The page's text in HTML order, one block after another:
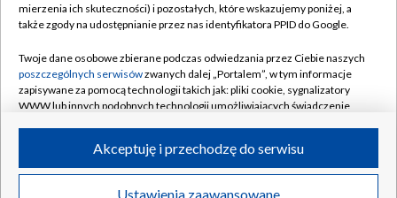
Naziemna Telewizja Cyfrowa
Rada Programowa
System NOS
Informacje o nadawcy
Program dla prasy
Pomoc
Kontakt
Kanały
©2026 Telewizja Polska S.A. w likwidacji
mierzenia ich skuteczności) i pozostałych, które wskazujemy poniżej, a
także zgody na udostępnianie przez nas identyfikatora PPID do Google.
Twoje dane osobowe zbierane podczas odwiedzania przez Ciebie naszych
poszczególnych serwisówzwanych dalej „Portalem”, w tym informacje
zapisywane za pomocą technologii takich jak: pliki cookie, sygnalizatory
WWW lub innych podobnych technologii umożliwiających świadczenie
ruchu w Internecie.
Twoje dane osobowe zbierane podczas odwiedzania przez Ciebie
Ustawienia zaawansowane
Akceptuję i przechodzę do serwisu